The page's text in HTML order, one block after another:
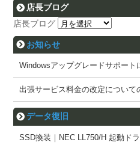
店長ブログ
店長ブログ
お知らせ
Windowsアップグレードサポート
出張サービス料金の改定について
データ復旧
SSD換装｜NEC LL750/H 起動ド